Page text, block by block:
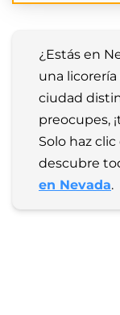
¿Estás en
una
ciudad
preocupes,
Solo haz
descubre
en Nevada.